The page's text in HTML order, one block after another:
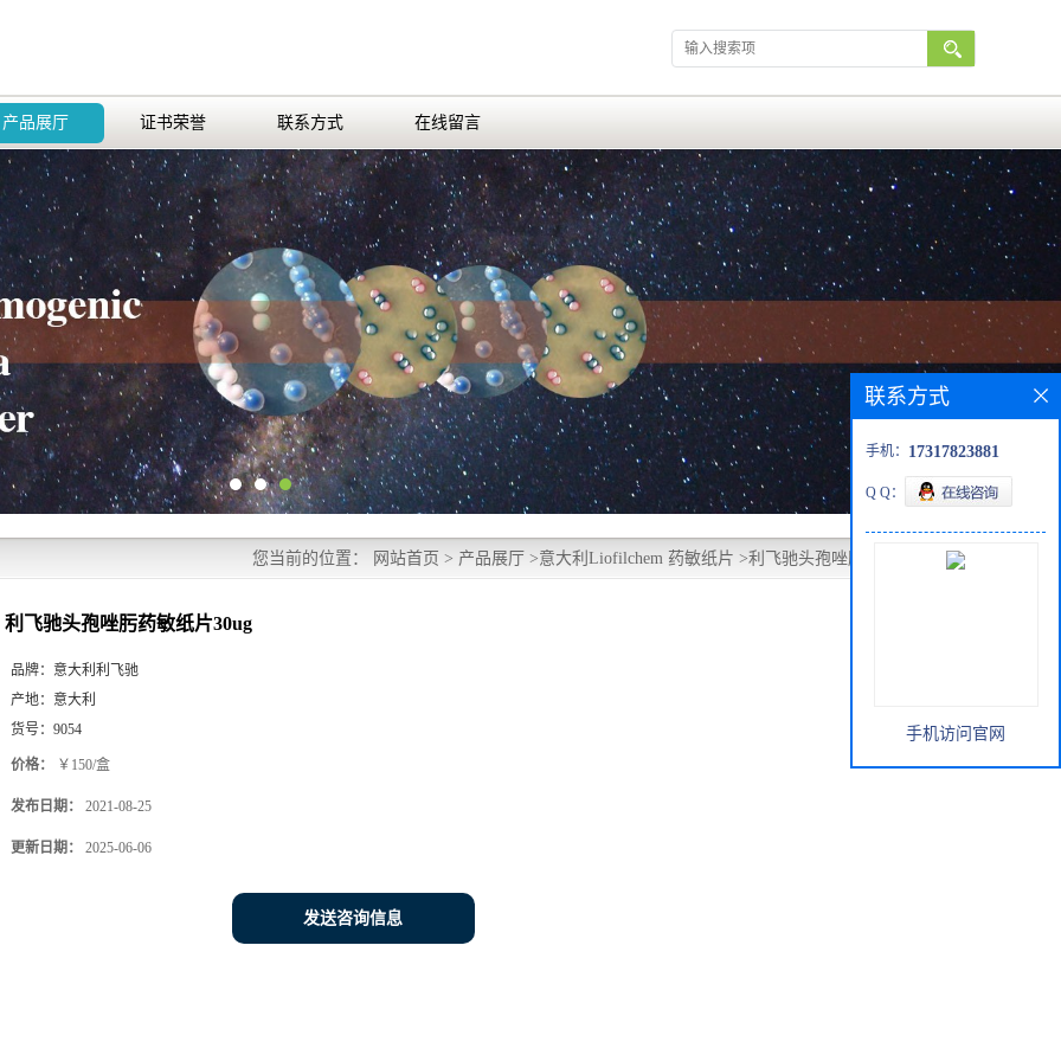
产品展厅 证书荣誉 联系方式 在线留言
您当前的位置： 网站首页 > 产品展厅 >意大利Liofilchem 药敏纸片 >利飞驰头孢唑肟药敏纸片30ug
利飞驰头孢唑肟药敏纸片30ug
品牌： 意大利利飞驰
产地： 意大利
货号： 9054
价格： ￥150/盒
发布日期： 2021-08-25
更新日期： 2025-06-06
发送咨询信息
联系方式
手机： 17317823881
Q Q：
手机访问官网